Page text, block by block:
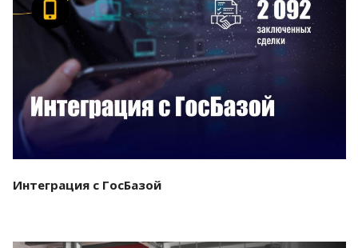
Смотреть проект
Интеграция с ГосБазой